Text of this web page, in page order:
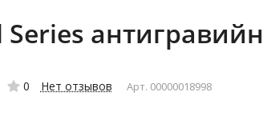
0 Нет отзывов Арт. 00000018998